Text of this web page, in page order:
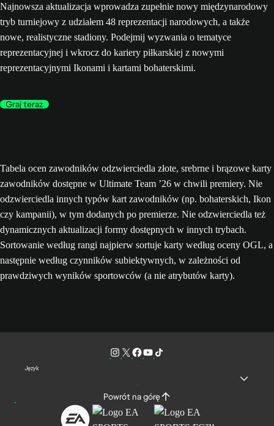
Najnowsza aktualizacja wprowadza zupełnie nowy międzynarodowy
tryb turniejowy z udziałem 48 reprezentacji narodowych, a także
nowe, realistyczne stadiony. Podejmij wyzwania o tematyce
reprezentacyjnej i wkrocz do kariery piłkarskiej z nowymi
reprezentacyjnymi Ikonami i kartami bohaterskimi.
Graj teraz
Tabela ocen zawodników odzwierciedla złote, srebrne i brązowe karty
zawodników dostępne w Ultimate Team ’26 w chwili premiery. Nie
odzwierciedla innych typów kart zawodników (np. bohaterskich, Ikon
czy kampanii), w tym dodanych po premierze. Nie odzwierciedla też
dynamicznych aktualizacji formy dostępnych w innych trybach.
Sortowanie według rangi najpierw sortuje karty według oceny OGL, a
następnie według czynników subiektywnych, w zależności od
prawdziwych wyników sportowców (a nie atrybutów karty).
Język
Powrót na górę